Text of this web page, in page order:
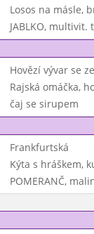
Losos na másle,
JABLKO, multivit.
Hovězí vývar se
Rajská omáčka,
čaj se sirupem
Frankfurtská
Kýta s hráškem,
POMERANČ,